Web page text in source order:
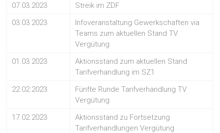
07.03.2023
Streik im ZDF
03.03.2023
Infoveranstaltung Gewerkschaften via
Teams zum aktuellen Stand TV
Vergütung
01.03.2023
Aktionsstand zum aktuellen Stand
Tarifverhandlung im SZ1
22.02.2023
Fünfte Runde Tarifverhandlung TV
Vergütung
17.02.2023
Aktionsstand zu Fortsetzung
Tarifverhandlungen Vergütung